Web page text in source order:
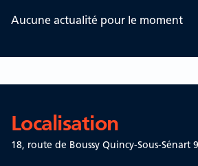
Aucune actualité pour le moment
Localisation
18, route de Boussy Quincy-Sous-Sénart